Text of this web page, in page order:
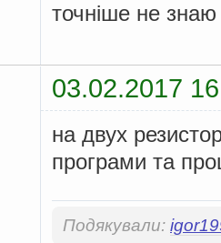
точніше не знаю
03.02.2017
на двух
програми та
Подякували: